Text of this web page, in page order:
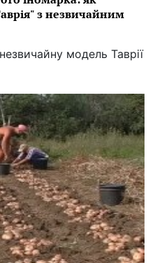
з незвичайним
модель Таврії